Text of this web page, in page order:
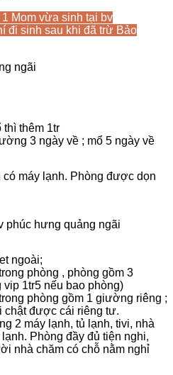
Mom vừa sinh tại bv
đi sinh sau khi đã trừ Bảo
thì thêm 1tr
3 ngày về ; mổ 5 ngày về
máy lạnh. Phòng được dọn
ngoài;
phòng , phòng gồm 3
1tr5 nếu bao phòng)
phòng gồm 1 giường riêng ;
chật được cái riêng tư.
2 máy lạnh, tủ lạnh, tivi, nhà
Phòng đầy đủ tiện nghi,
nhà chăm có chỗ nằm nghỉ